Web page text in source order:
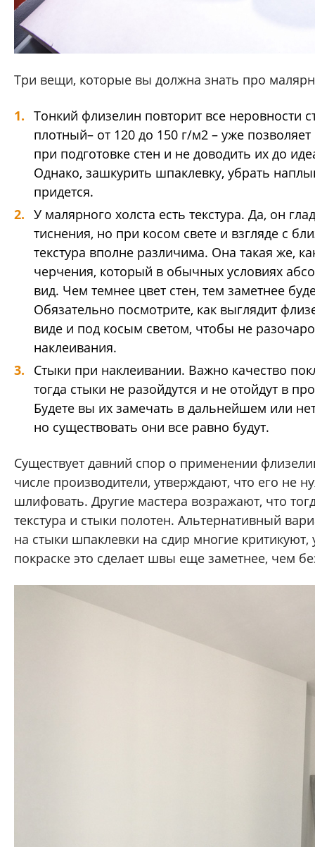
Три вещи, которые вы должна знать про
Тонкий флизелин повторит все неровности
плотный– от 120 до 150 г/м2 – уже позволяет
при подготовке стен и не доводить их до
Однако, зашкурить шпаклевку, убрать
придется.
У малярного холста есть текстура. Да, он
тиснения, но при косом свете и взгляде с
текстура вполне различима. Она такая же,
черчения, который в обычных условиях
вид. Чем темнее цвет стен, тем заметнее
Обязательно посмотрите, как выглядит
виде и под косым светом, чтобы не
наклеивания.
Стыки при наклеивании. Важно качество
тогда стыки не разойдутся и не отойдут в
Будете вы их замечать в дальнейшем или
но существовать они все равно будут.
Существует давний спор о применении
числе производители, утверждают, что его не
шлифовать. Другие мастера возражают, что
текстура и стыки полотен. Альтернативный
на стыки шпаклевки на сдир многие критикуют,
покраске это сделает швы еще заметнее, чем